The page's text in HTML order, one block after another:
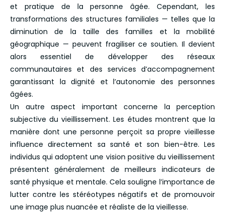
et pratique de la personne âgée. Cependant, les
transformations des structures familiales — telles que la
diminution de la taille des familles et la mobilité
géographique — peuvent fragiliser ce soutien. Il devient
alors essentiel de développer des réseaux
communautaires et des services d’accompagnement
garantissant la dignité et l’autonomie des personnes
âgées.
Un autre aspect important concerne la perception
subjective du vieillissement. Les études montrent que la
manière dont une personne perçoit sa propre vieillesse
influence directement sa santé et son bien-être. Les
individus qui adoptent une vision positive du vieillissement
présentent généralement de meilleurs indicateurs de
santé physique et mentale. Cela souligne l’importance de
lutter contre les stéréotypes négatifs et de promouvoir
une image plus nuancée et réaliste de la vieillesse.